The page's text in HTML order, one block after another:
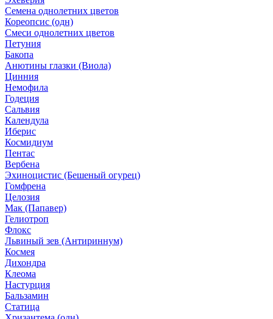
Семена однолетних цветов
Кореопсис (одн)
Смеси однолетних цветов
Петуния
Бакопа
Анютины глазки (Виола)
Цинния
Немофила
Годеция
Сальвия
Календула
Иберис
Космидиум
Пентас
Вербена
Эхиноцистис (Бешеный огурец)
Гомфрена
Целозия
Мак (Папавер)
Гелиотроп
Флокс
Львиный зев (Антириннум)
Космея
Дихондра
Клеома
Настурция
Бальзамин
Статица